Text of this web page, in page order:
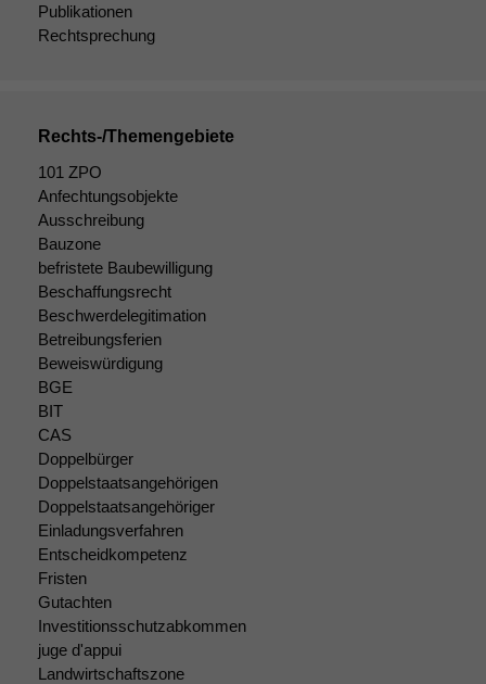
Publikationen
Rechtsprechung
Rechts-/Themengebiete
101 ZPO
Anfechtungsobjekte
Ausschreibung
Bauzone
befristete Baubewilligung
Beschaffungsrecht
Beschwerdelegitimation
Betreibungsferien
Beweiswürdigung
BGE
BIT
CAS
Doppelbürger
Doppelstaatsangehörigen
Doppelstaatsangehöriger
Einladungsverfahren
Entscheidkompetenz
Fristen
Gutachten
Investitionsschutzabkommen
juge d'appui
Landwirtschaftszone